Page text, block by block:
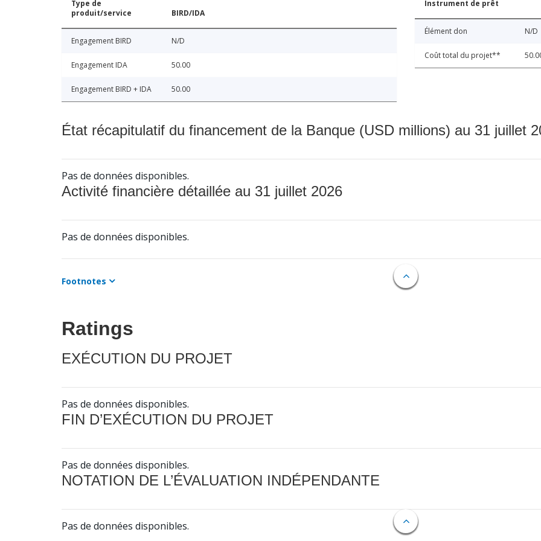
Type de
produit/service
BIRD/IDA
Engagement BIRD N/D
Engagement IDA 50.00
Engagement BIRD + IDA 50.00
Instrument de prêt
Élément don N/D
Coût total du projet**
État récapitulatif du financement de la Banque (USD millions) au 31 juillet
Pas de données disponibles.
Activité financière détaillée au 31 juillet 2026
Pas de données disponibles.
Footnotes
Ratings
EXÉCUTION DU PROJET
Pas de données disponibles.
FIN D’EXÉCUTION DU PROJET
Pas de données disponibles.
NOTATION DE L’ÉVALUATION INDÉPENDANTE
Pas de données disponibles.